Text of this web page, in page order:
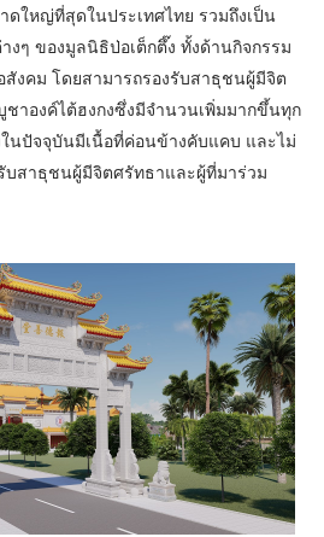
ดใหญ่ที่สุดในประเทศไทย รวมถึงเป็น
งๆ ของมูลนิธิป่อเต็กตึ๊ง ทั้งด้านกิจกรรม
สังคม โดยสามารถรองรับสาธุชนผู้มีจิต
ชาองค์ไต้ฮงกงซึ่งมีจำนวนเพิ่มมากขึ้นทุก
ในปัจจุบันมีเนื้อที่ค่อนข้างคับแคบ และไม่
บสาธุชนผู้มีจิตศรัทธาและผู้ที่มาร่วม